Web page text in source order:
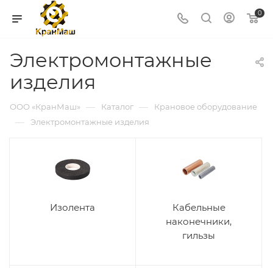
0
Электромонтажные
изделия
ООО «КранМаш» — Каталог — Крановое оборудование
— Электромонтажные изделия
Изолента
Кабельные
наконечники,
гильзы